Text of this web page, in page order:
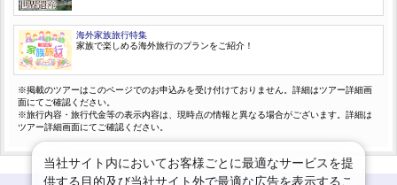
海外家族旅行特集
家族で楽しめる海外旅行のプランをご紹介！
※掲載のツアーはこのページでのお申込みを受け付けておりません。詳細はツアー詳細画
面にてご確認ください。
※旅行内容・旅行代金等の表示内容は、現時点の情報と異なる場合がございます。詳細は
ツアー詳細画面にてご確認ください。
当社サイト内においてお客様ごとに最適なサービスを提
供する目的及び当社サイト外で最適な広告を表示するこ